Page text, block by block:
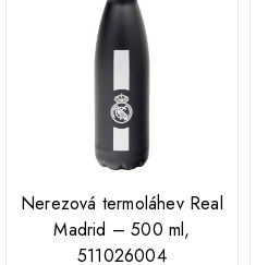
Nerezová termoláhev Real
Madrid – 500 ml,
511026004